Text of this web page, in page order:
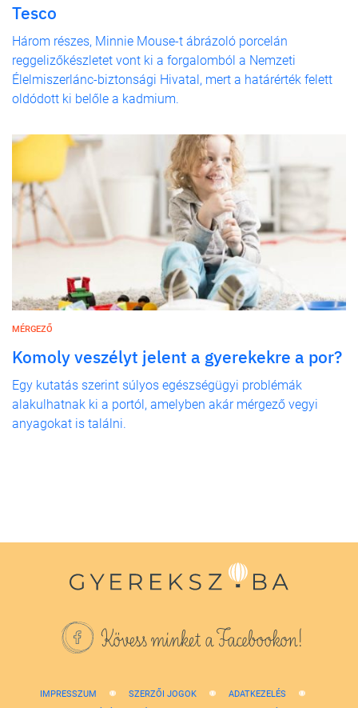
Tesco
Három részes, Minnie Mouse-t ábrázoló porcelán
reggelizőkészletet vont ki a forgalomból a Nemzeti
Élelmiszerlánc-biztonsági Hivatal, mert a határérték felett
oldódott ki belőle a kadmium.
MÉRGEZŐ
Komoly veszélyt jelent a gyerekekre a por?
Egy kutatás szerint súlyos egészségügyi problémák
alakulhatnak ki a portól, amelyben akár mérgező vegyi
anyagokat is találni.
Kövess minket a Facebookon!
IMPRESSZUM SZERZŐI JOGOK ADATKEZELÉS